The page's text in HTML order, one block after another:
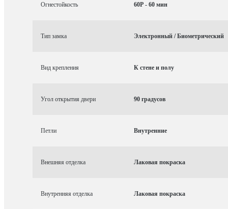
Огнестойкость 60P - 60 мин
Тип замка Электронный / Биометрический
Вид крепления К стене и полу
Угол открытия двери 90 градусов
Петли Внутренние
Внешняя отделка Лаковая покраска
Внутренняя отделка Лаковая покраска